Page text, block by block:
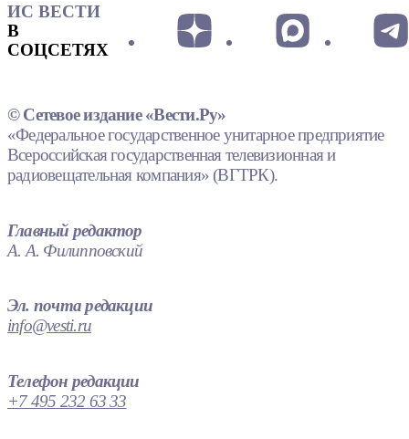
ИС ВЕСТИ
В
СОЦСЕТЯХ
© Сетевое издание «Вести.Ру»
«Федеральное государственное унитарное предприятие
Всероссийская государственная телевизионная и
радиовещательная компания» (ВГТРК).
Главный редактор
А. А. Филипповский
Эл. почта редакции
info@vesti.ru
Телефон редакции
+7 495 232 63 33